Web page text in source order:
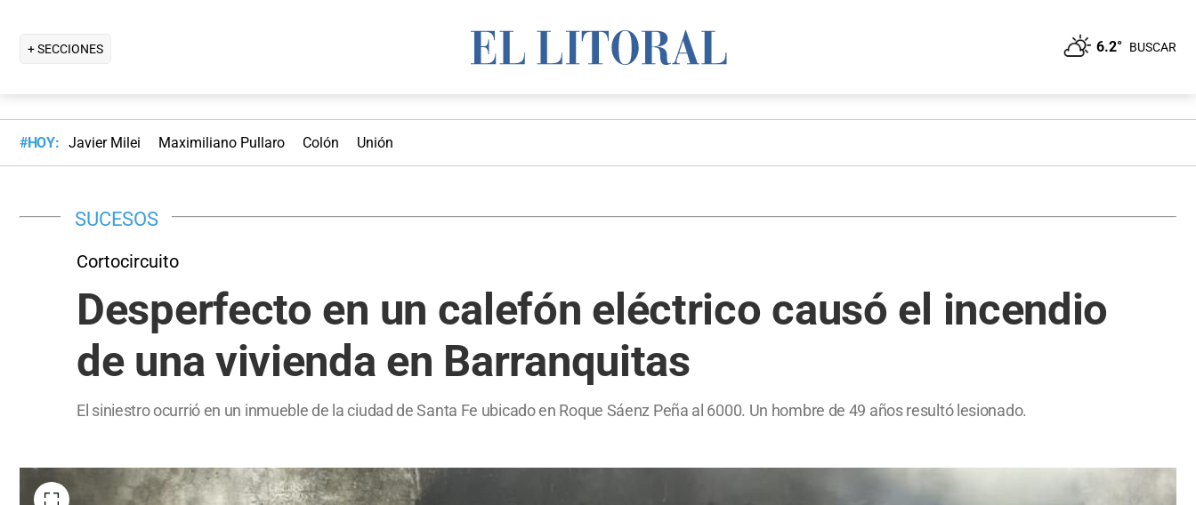
+ SECCIONES 6.2° BUSCAR
#HOY: Javier Milei Maximiliano Pullaro Colón Unión
SUCESOS
Cortocircuito
Desperfecto en un calefón eléctrico causó el incendio
de una vivienda en Barranquitas
El siniestro ocurrió en un inmueble de la ciudad de Santa Fe ubicado en Roque Sáenz Peña al 6000. Un hombre de 49 años resultó lesionado.